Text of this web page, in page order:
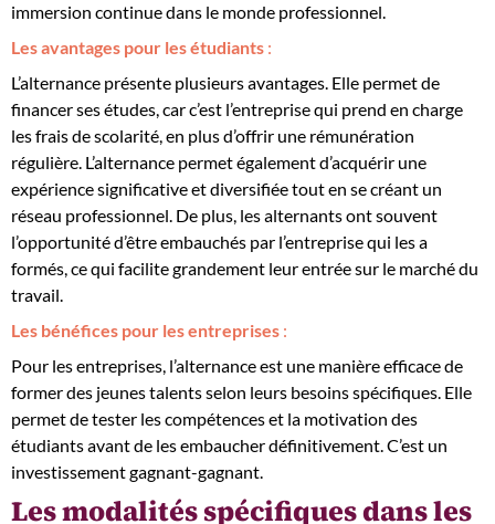
immersion continue dans le monde professionnel.
Les avantages pour les étudiants :
L’alternance présente plusieurs avantages. Elle permet de
financer ses études, car c’est l’entreprise qui prend en charge
les frais de scolarité, en plus d’offrir une rémunération
régulière. L’alternance permet également d’acquérir une
expérience significative et diversifiée tout en se créant un
réseau professionnel. De plus, les alternants ont souvent
l’opportunité d’être embauchés par l’entreprise qui les a
formés, ce qui facilite grandement leur entrée sur le marché du
travail.
Les bénéfices pour les entreprises :
Pour les entreprises, l’alternance est une manière efficace de
former des jeunes talents selon leurs besoins spécifiques. Elle
permet de tester les compétences et la motivation des
étudiants avant de les embaucher définitivement. C’est un
investissement gagnant-gagnant.
Les modalités spécifiques dans les